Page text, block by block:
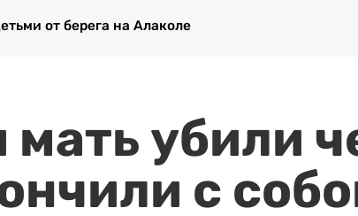
от берега на Алаколе
убили
с